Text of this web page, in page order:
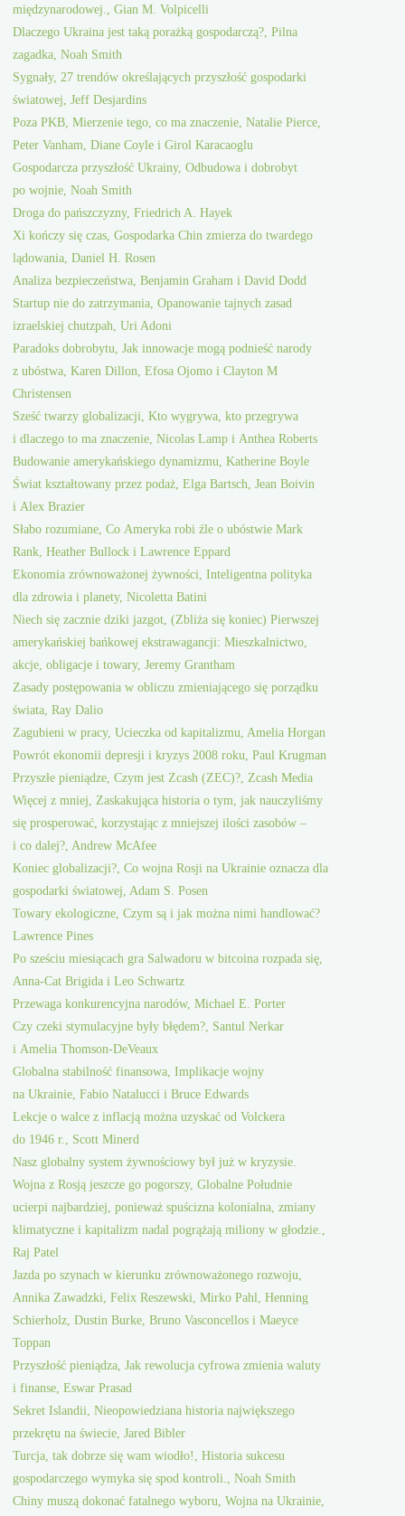
międzynarodowej., Gian M. Volpicelli
Dlaczego Ukraina jest taką porażką gospodarczą?, Pilna
zagadka, Noah Smith
Sygnały, 27 trendów określających przyszłość gospodarki
światowej, Jeff Desjardins
Poza PKB, Mierzenie tego, co ma znaczenie, Natalie Pierce,
Peter Vanham, Diane Coyle i Girol Karacaoglu
Gospodarcza przyszłość Ukrainy, Odbudowa i dobrobyt
po wojnie, Noah Smith
Droga do pańszczyzny, Friedrich A. Hayek
Xi kończy się czas, Gospodarka Chin zmierza do twardego
lądowania, Daniel H. Rosen
Analiza bezpieczeństwa, Benjamin Graham i David Dodd
Startup nie do zatrzymania, Opanowanie tajnych zasad
izraelskiej chutzpah, Uri Adoni
Paradoks dobrobytu, Jak innowacje mogą podnieść narody
z ubóstwa, Karen Dillon, Efosa Ojomo i Clayton M
Christensen
Sześć twarzy globalizacji, Kto wygrywa, kto przegrywa
i dlaczego to ma znaczenie, Nicolas Lamp i Anthea Roberts
Budowanie amerykańskiego dynamizmu, Katherine Boyle
Świat kształtowany przez podaż, Elga Bartsch, Jean Boivin
i Alex Brazier
Słabo rozumiane, Co Ameryka robi źle o ubóstwie Mark
Rank, Heather Bullock i Lawrence Eppard
Ekonomia zrównoważonej żywności, Inteligentna polityka
dla zdrowia i planety, Nicoletta Batini
Niech się zacznie dziki jazgot, (Zbliża się koniec) Pierwszej
amerykańskiej bańkowej ekstrawagancji: Mieszkalnictwo,
akcje, obligacje i towary, Jeremy Grantham
Zasady postępowania w obliczu zmieniającego się porządku
świata, Ray Dalio
Zagubieni w pracy, Ucieczka od kapitalizmu, Amelia Horgan
Powrót ekonomii depresji i kryzys 2008 roku, Paul Krugman
Przyszłe pieniądze, Czym jest Zcash (ZEC)?, Zcash Media
Więcej z mniej, Zaskakująca historia o tym, jak nauczyliśmy
się prosperować, korzystając z mniejszej ilości zasobów –
i co dalej?, Andrew McAfee
Koniec globalizacji?, Co wojna Rosji na Ukrainie oznacza dla
gospodarki światowej, Adam S. Posen
Towary ekologiczne, Czym są i jak można nimi handlować?
Lawrence Pines
Po sześciu miesiącach gra Salwadoru w bitcoina rozpada się,
Anna-Cat Brigida i Leo Schwartz
Przewaga konkurencyjna narodów, Michael E. Porter
Czy czeki stymulacyjne były błędem?, Santul Nerkar
i Amelia Thomson-DeVeaux
Globalna stabilność finansowa, Implikacje wojny
na Ukrainie, Fabio Natalucci i Bruce Edwards
Lekcje o walce z inflacją można uzyskać od Volckera
do 1946 r., Scott Minerd
Nasz globalny system żywnościowy był już w kryzysie.
Wojna z Rosją jeszcze go pogorszy, Globalne Południe
ucierpi najbardziej, ponieważ spuścizna kolonialna, zmiany
klimatyczne i kapitalizm nadal pogrążają miliony w głodzie.,
Raj Patel
Jazda po szynach w kierunku zrównoważonego rozwoju,
Annika Zawadzki, Felix Reszewski, Mirko Pahl, Henning
Schierholz, Dustin Burke, Bruno Vasconcellos i Maeyce
Toppan
Przyszłość pieniądza, Jak rewolucja cyfrowa zmienia waluty
i finanse, Eswar Prasad
Sekret Islandii, Nieopowiedziana historia największego
przekrętu na świecie, Jared Bibler
Turcja, tak dobrze się wam wiodło!, Historia sukcesu
gospodarczego wymyka się spod kontroli., Noah Smith
Chiny muszą dokonać fatalnego wyboru, Wojna na Ukrainie,